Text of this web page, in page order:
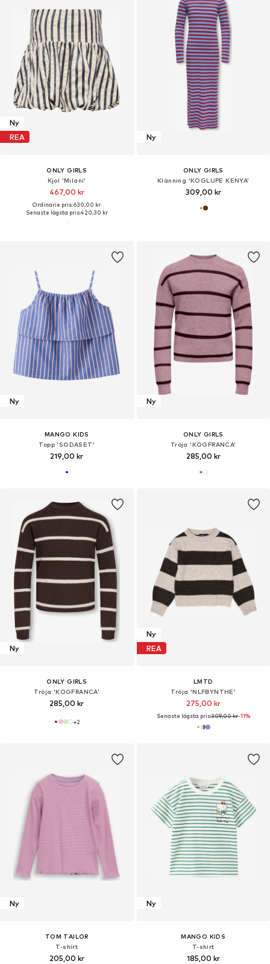
Ny
REA
ONLY GIRLS
Kjol 'Milani'
467,00 kr
Ordinarie pris: 630,00 kr
Senaste lägsta pris:420,30 kr
Ny
ONLY GIRLS
Klänning 'KOGLUPE KENYA'
309,00 kr
Ny
MANGO KIDS
Topp 'SODASET'
219,00 kr
Ny
ONLY GIRLS
Tröja 'KOGFRANCA'
285,00 kr
Ny
ONLY GIRLS
Tröja 'KOGFRANCA'
285,00 kr
+2
Ny
REA
LMTD
Tröja 'NLFBYNTHE'
275,00 kr
Senaste lägsta pris:309,00 kr-11%
Ny
TOM TAILOR
T-shirt
205,00 kr
Ny
MANGO KIDS
T-shirt
185,00 kr